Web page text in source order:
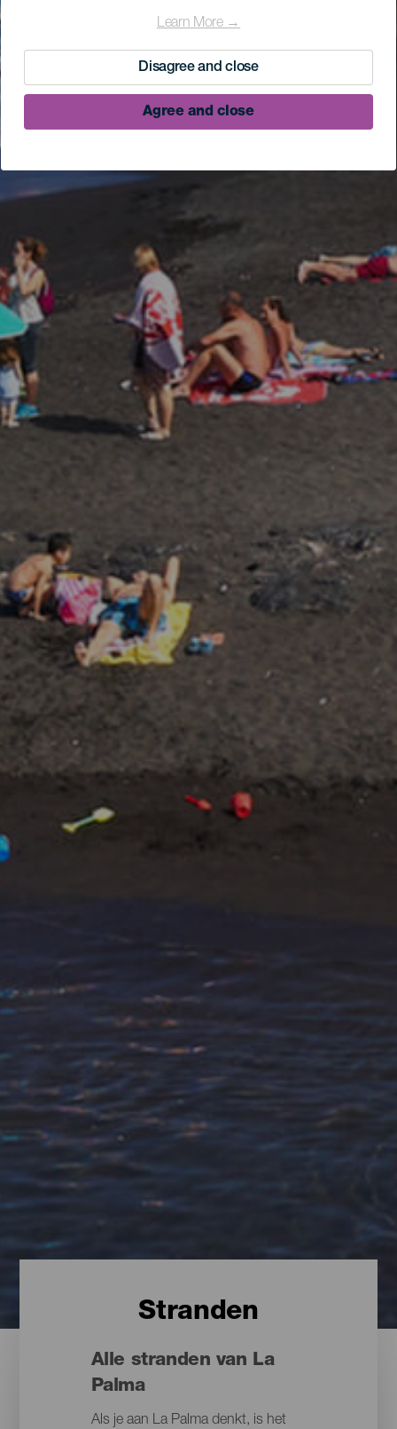
Learn More →
Disagree and close
Agree and close
Stranden
Alle stranden van La
Palma
Als je aan La Palma denkt, is het